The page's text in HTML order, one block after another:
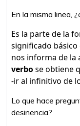
En la misma linea,
Es la parte de la
significado básico
nos informa de la
verbose obtiene
-ir al infinitivo de
Lo que hace
desinencia?